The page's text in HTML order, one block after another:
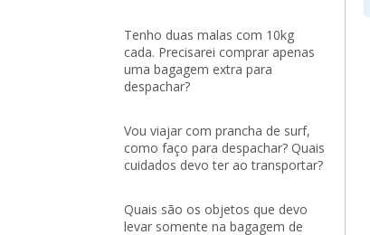
Tenho duas malas com 10kg
cada. Precisarei comprar apenas
uma bagagem extra para
despachar?
Vou viajar com prancha de surf,
como faço para despachar? Quais
cuidados devo ter ao transportar?
Quais são os objetos que devo
levar somente na bagagem de